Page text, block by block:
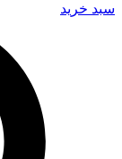
سبد خرید